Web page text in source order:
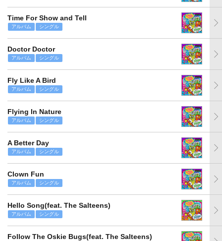
Time For Show and Tell
アルバム シングル
Doctor Doctor
アルバム シングル
Fly Like A Bird
アルバム シングル
Flying In Nature
アルバム シングル
A Better Day
アルバム シングル
Clown Fun
アルバム シングル
Hello Song(feat. The Salteens)
アルバム シングル
Follow The Oskie Bugs(feat. The Salteens)